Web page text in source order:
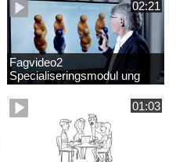
02:21
Fagvideo2
Specialiseringsmodul ung
01:03